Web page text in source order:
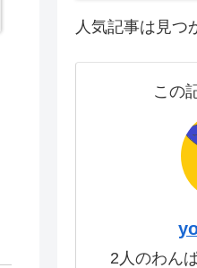
人気記事は見つ
この
2人のわん